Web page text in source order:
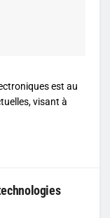
est au
visant à